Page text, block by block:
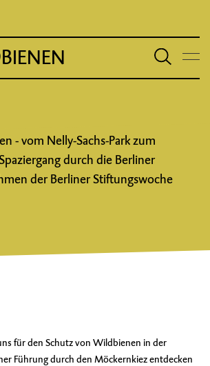
- vom Nelly-Sachs-Park zum
durch die Berliner
der Berliner Stiftungswoche
für den Schutz von Wildbienen in der
Führung durch den Möckernkiez entdecken